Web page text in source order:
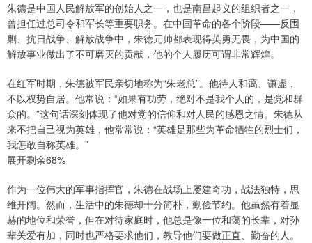
朱德是中国人民解放军的创始人之一，也是南昌起义的组织者之一，
曾担任过总司令和军长等重要职务。在中国革命的各个阶段——反围
剿、抗日战争、解放战争中，朱德元帅都表现得英勇无畏，为中国的
解放事业做出了不可磨灭的贡献，他的个人履历可谓非常辉煌。
在红军时期，朱德被军民亲切地称为“朱老总”。他待人和蔼、谦虚，
不以权势自居。他常说：“如果有功劳，绝对不是我个人的，是党和群
众的。”这句话深刻体现了他对党的信仰和对人民的感恩之情。朱德从
来不把自己视为英雄，他常常说：“英雄是那些为革命牺牲的烈士们，
我怎敢自称英雄。”
展开剩余68%
作为一位伟大的军事指挥官，朱德在战场上屡建奇功，战法独特，思
维开阔。然而，生活中的朱德却十分简朴，勤俭节约。他虽然有着显
赫的地位和荣誉，但在对待家庭时，他总是像一位和蔼的长辈，对孙
辈关爱有加，同时也严格要求他们，教导他们要做正直、勤奋的人。